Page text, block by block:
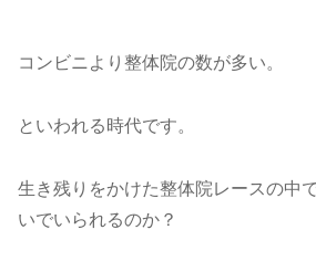
コンビニより整体院の数が多い。
といわれる時代です。
生き残りをかけた整体院レースの中
いでいられるのか？